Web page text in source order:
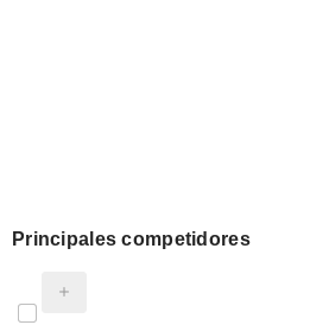
Principales competidores